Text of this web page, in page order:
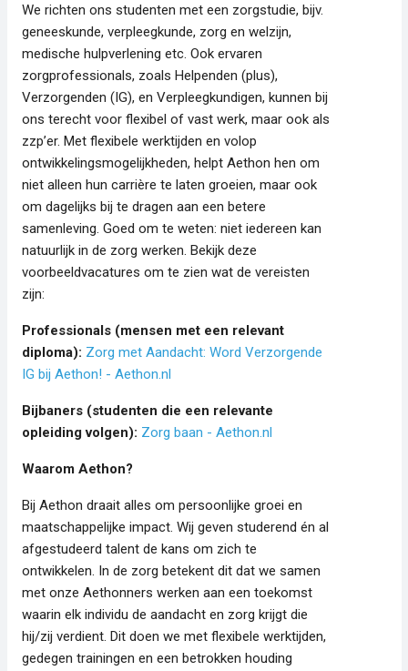
We richten ons studenten met een zorgstudie, bijv.
geneeskunde, verpleegkunde, zorg en welzijn,
medische hulpverlening etc. Ook ervaren
zorgprofessionals, zoals Helpenden (plus),
Verzorgenden (IG), en Verpleegkundigen, kunnen bij
ons terecht voor flexibel of vast werk, maar ook als
zzp’er. Met flexibele werktijden en volop
ontwikkelingsmogelijkheden, helpt Aethon hen om
niet alleen hun carrière te laten groeien, maar ook
om dagelijks bij te dragen aan een betere
samenleving. Goed om te weten: niet iedereen kan
natuurlijk in de zorg werken. Bekijk deze
voorbeeldvacatures om te zien wat de vereisten
zijn:
Professionals (mensen met een relevant
diploma): Zorg met Aandacht: Word Verzorgende
IG bij Aethon! - Aethon.nl
Bijbaners (studenten die een relevante
opleiding volgen): Zorg baan - Aethon.nl
Waarom Aethon?
Bij Aethon draait alles om persoonlijke groei en
maatschappelijke impact. Wij geven studerend én al
afgestudeerd talent de kans om zich te
ontwikkelen. In de zorg betekent dit dat we samen
met onze Aethonners werken aan een toekomst
waarin elk individu de aandacht en zorg krijgt die
hij/zij verdient. Dit doen we met flexibele werktijden,
gedegen trainingen en een betrokken houding